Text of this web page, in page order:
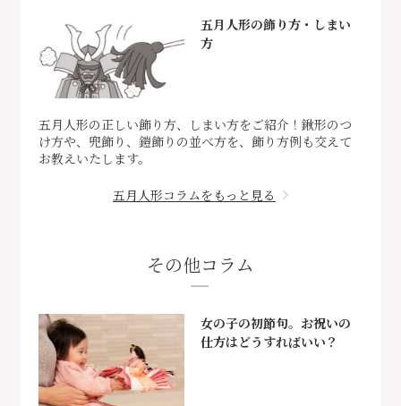
五月人形の飾り方・しまい
方
五月人形の正しい飾り方、しまい方をご紹介！鍬形のつ
け方や、兜飾り、鎧飾りの並べ方を、飾り方例も交えて
お教えいたします。
五月人形コラムをもっと見る
その他コラム
女の子の初節句。お祝いの
仕方はどうすればいい？